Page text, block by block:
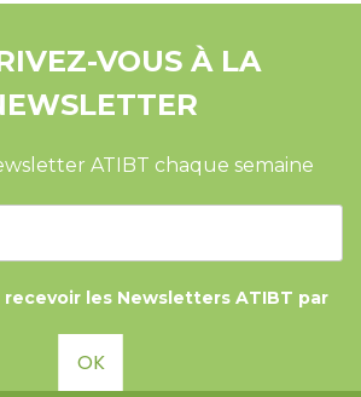
VOUS À LA
ATIBT chaque semaine
les Newsletters ATIBT par
OK